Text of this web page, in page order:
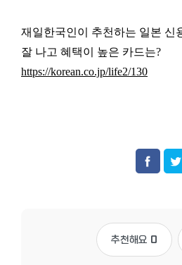
재일한국인이 추천하는 일본 신
잘 나고 혜택이 높은 카드는?
https://korean.co.jp/life2/130
추천해요 0